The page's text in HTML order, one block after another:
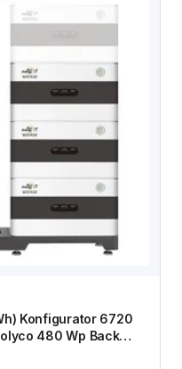
Konfigurator 6720
480 Wp Back